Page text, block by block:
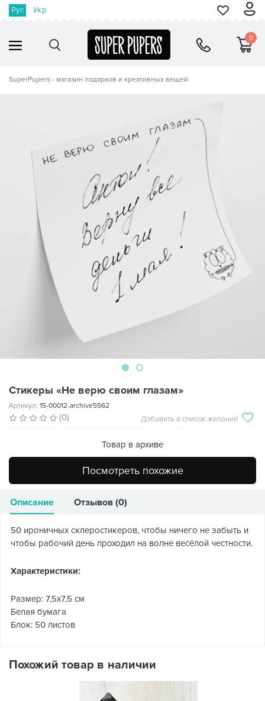
Рус Укр
0
SuperPupers - магазин подарков и креативных вещей
Стикеры «Не верю своим глазам»
Артикул: 15-00012-archive5562
(0) Добавить в список желаний
Товар в архиве
Посмотреть похожие
Описание Отзывов (0)
50 ироничных склеростикеров, чтобы ничего не забыть и
чтобы рабочий день проходил на волне весёлой честности.
Характеристики:
Размер: 7,5х7,5 см
Белая бумага
Блок: 50 листов
Похожий товар в наличии